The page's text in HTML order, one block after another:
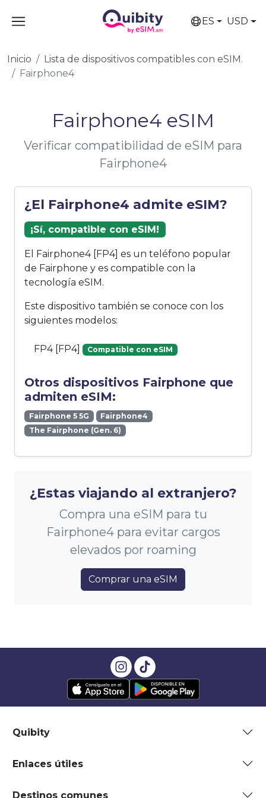
ES USD
Inicio
Lista de dispositivos compatibles con eSIM.
Fairphone4
Fairphone4 eSIM
Verificar compatibilidad de eSIM para
Fairphone4
¿El Fairphone4 admite eSIM?
¡Sí, compatible con eSIM!
El Fairphone4 [FP4] es un teléfono popular
de Fairphone y es compatible con la
tecnología eSIM.
Este dispositivo también se conoce con los
siguientes modelos:
FP4 [FP4] Compatible con eSIM
Otros dispositivos Fairphone que
admiten eSIM:
Fairphone 5 5G
Fairphone4
The Fairphone (Gen. 6)
¿Estas viajando al extranjero?
Compra una eSIM para tu
Fairphone4 para evitar cargos
elevados por roaming
Comprar una eSIM
Quibity
Enlaces útiles
Destinos comunes